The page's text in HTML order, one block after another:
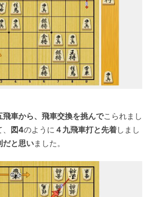
飛車から、飛車交換を挑んでこられまし
図4のように ４九飛車打と先着しまし
だと思いました。